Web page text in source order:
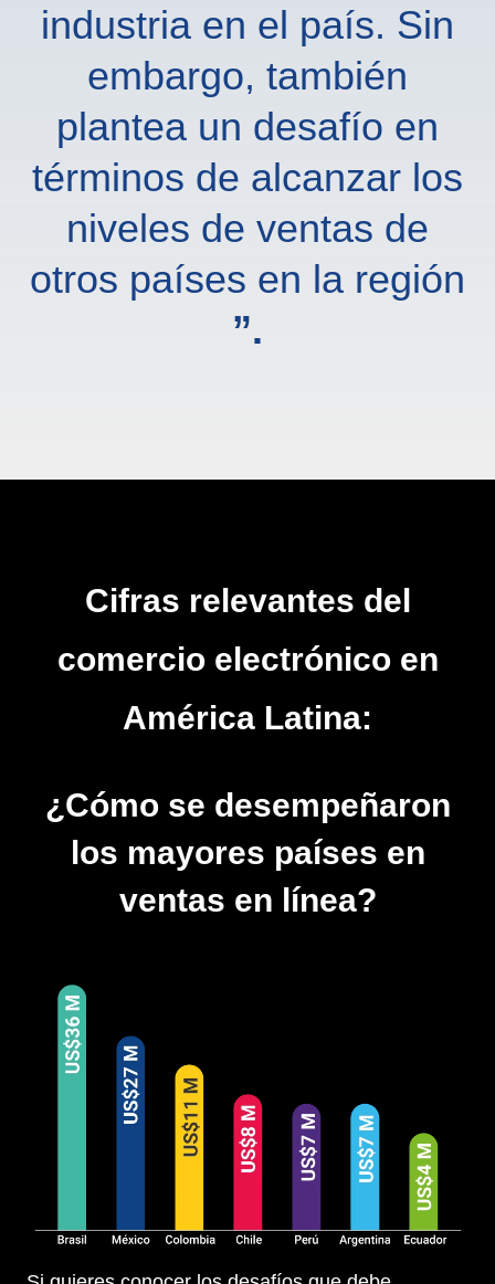
industria en el país. Sin
embargo, también
plantea un desafío en
términos de alcanzar los
niveles de ventas de
otros países en la región
”.
Cifras relevantes del
comercio electrónico en
América Latina:
¿Cómo se desempeñaron
los mayores países en
ventas en línea?